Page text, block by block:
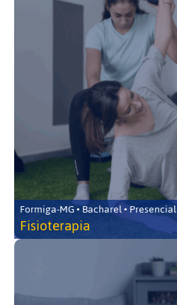
Formiga-MG • Bacharel • Presencial
Fisioterapia